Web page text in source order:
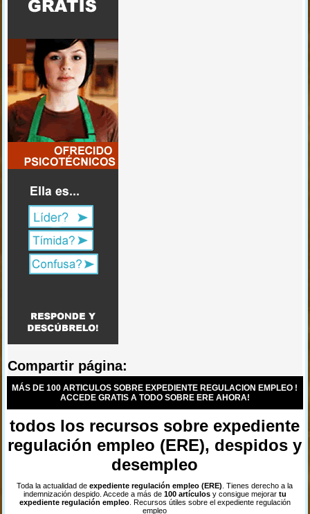
Compartir página:
MÁS DE 100 ARTICULOS SOBRE EXPEDIENTE REGULACION EMPLEO !
ACCEDE GRATIS A TODO SOBRE ERE AHORA!
todos los recursos sobre expediente
regulación empleo (ERE), despidos y
desempleo
Toda la actualidad deexpediente regulación empleo (ERE) . Tienes derecho a la
indemnización despido. Accede a más de 100 artículosy consigue mejorar tu
expediente regulación empleo. Recursos útiles sobre el expediente regulación
empleo